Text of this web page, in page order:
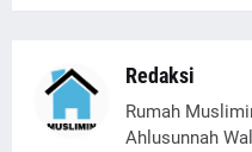
Redaksi
Rumah
Ahlusunnah